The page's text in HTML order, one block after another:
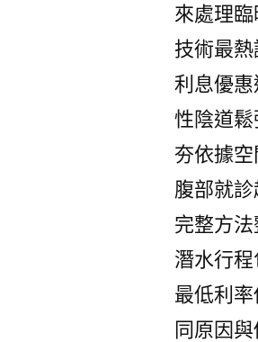
來處理
技術最
利息優
性陰道
夯依據
腹部就
完整方
潛水行
最低利
同原因